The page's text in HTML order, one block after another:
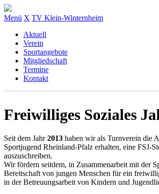
Menü X TV Klein-Winternheim
Aktuell
Verein
Sportangebote
Mitgliedschaft
Termine
Kontakt
Freiwilliges Soziales
Seit dem Jahr2013 haben wir als Turnverein die
Sportjugend Rheinland-Pfalz erhalten, eine FSJ-
auszuschreiben.
Wir fördern seitdem, in Zusammenarbeit mit der
Bereitschaft von jungen Menschen für ein
in der Betreuungsarbeit von Kindern und